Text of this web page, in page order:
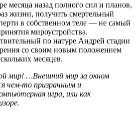
месяца назад полного сил и планов,
жизни, получить смертельный
в собственном теле — не самый
мироустройства.
по натуре Андрей стадии
со своим новым положением
месяцев.
мир! …Внешний мир за окном
чем-то призрачным и
игра, или как